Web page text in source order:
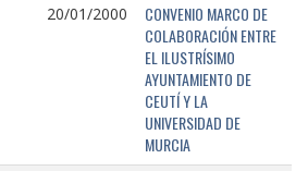
20/01/2000
CONVENIO MARCO DE
COLABORACIÓN ENTRE
EL ILUSTRÍSIMO
AYUNTAMIENTO DE
CEUTÍ Y LA
UNIVERSIDAD DE
MURCIA